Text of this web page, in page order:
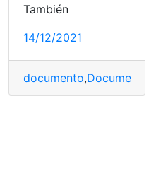
Problemas,Solución,
También
14/12/2021
documento,Documento